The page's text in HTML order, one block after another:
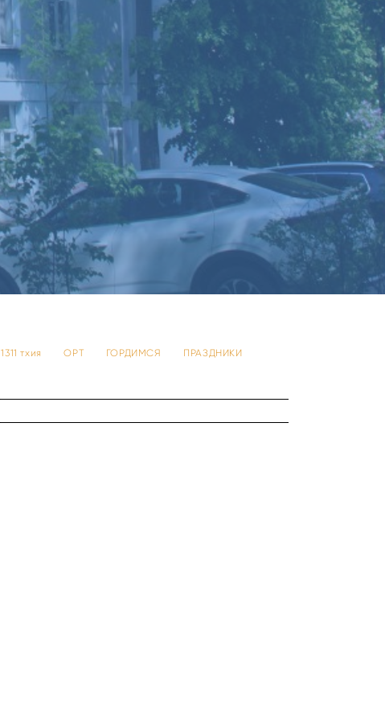
1311 тхия ОРТ ГОРДИМСЯ ПРАЗДНИКИ